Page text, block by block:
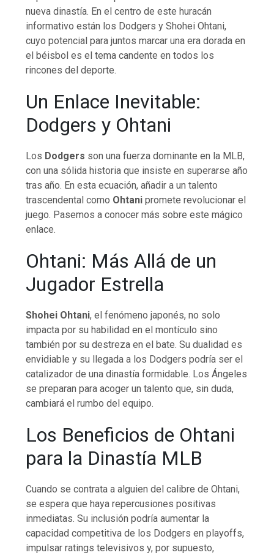
nueva dinastía. En el centro de este huracán
informativo están los Dodgers y Shohei Ohtani,
cuyo potencial para juntos marcar una era dorada en
el béisbol es el tema candente en todos los
rincones del deporte.
Un Enlace Inevitable:
Dodgers y Ohtani
Los Dodgers son una fuerza dominante en la MLB,
con una sólida historia que insiste en superarse año
tras año. En esta ecuación, añadir a un talento
trascendental como Ohtani promete revolucionar el
juego. Pasemos a conocer más sobre este mágico
enlace.
Ohtani: Más Allá de un
Jugador Estrella
Shohei Ohtani, el fenómeno japonés, no solo
impacta por su habilidad en el montículo sino
también por su destreza en el bate. Su dualidad es
envidiable y su llegada a los Dodgers podría ser el
catalizador de una dinastía formidable. Los Ángeles
se preparan para acoger un talento que, sin duda,
cambiará el rumbo del equipo.
Los Beneficios de Ohtani
para la Dinastía MLB
Cuando se contrata a alguien del calibre de Ohtani,
se espera que haya repercusiones positivas
inmediatas. Su inclusión podría aumentar la
capacidad competitiva de los Dodgers en playoffs,
impulsar ratings televisivos y, por supuesto,